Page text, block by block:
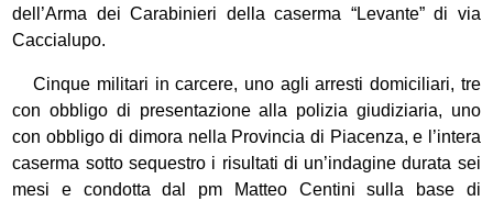
dell’Arma dei Carabinieri della caserma “Levante” di via
Caccialupo.
Cinque militari in carcere, uno agli arresti domiciliari, tre
con obbligo di presentazione alla polizia giudiziaria, uno
con obbligo di dimora nella Provincia di Piacenza, e l’intera
caserma sotto sequestro i risultati di un’indagine durata sei
mesi e condotta dal pm Matteo Centini sulla base di